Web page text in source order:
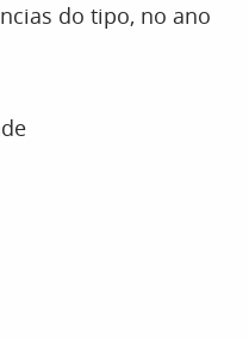
do tipo, no ano